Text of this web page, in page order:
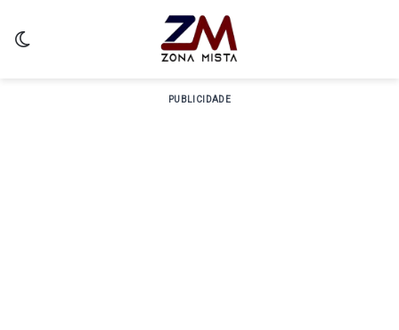
PUBLICIDADE